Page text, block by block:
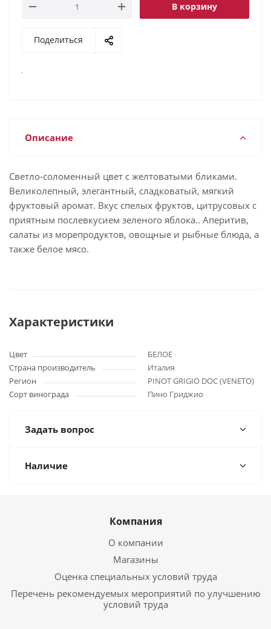
В корзину
Поделиться
.
Описание
Светло-соломенный цвет с желтоватыми бликами.
Великолепный, элегантный, сладковатый, мягкий
фруктовый аромат. Вкус спелых фруктов, цитрусовых с
приятным послевкусием зеленого яблока.. Аперитив,
салаты из морепродуктов, овощные и рыбные блюда, а
также белое мясо.
Характеристики
Цвет
БЕЛОЕ
Страна производитель
Италия
Регион
PINOT GRIGIO DOC (VENETO)
Сорт винограда
Пино Гриджио
Задать вопрос
Наличие
Компания
О компании
Магазины
Оценка специальных условий труда
Перечень рекомендуемых мероприятий по улучшению
условий труда